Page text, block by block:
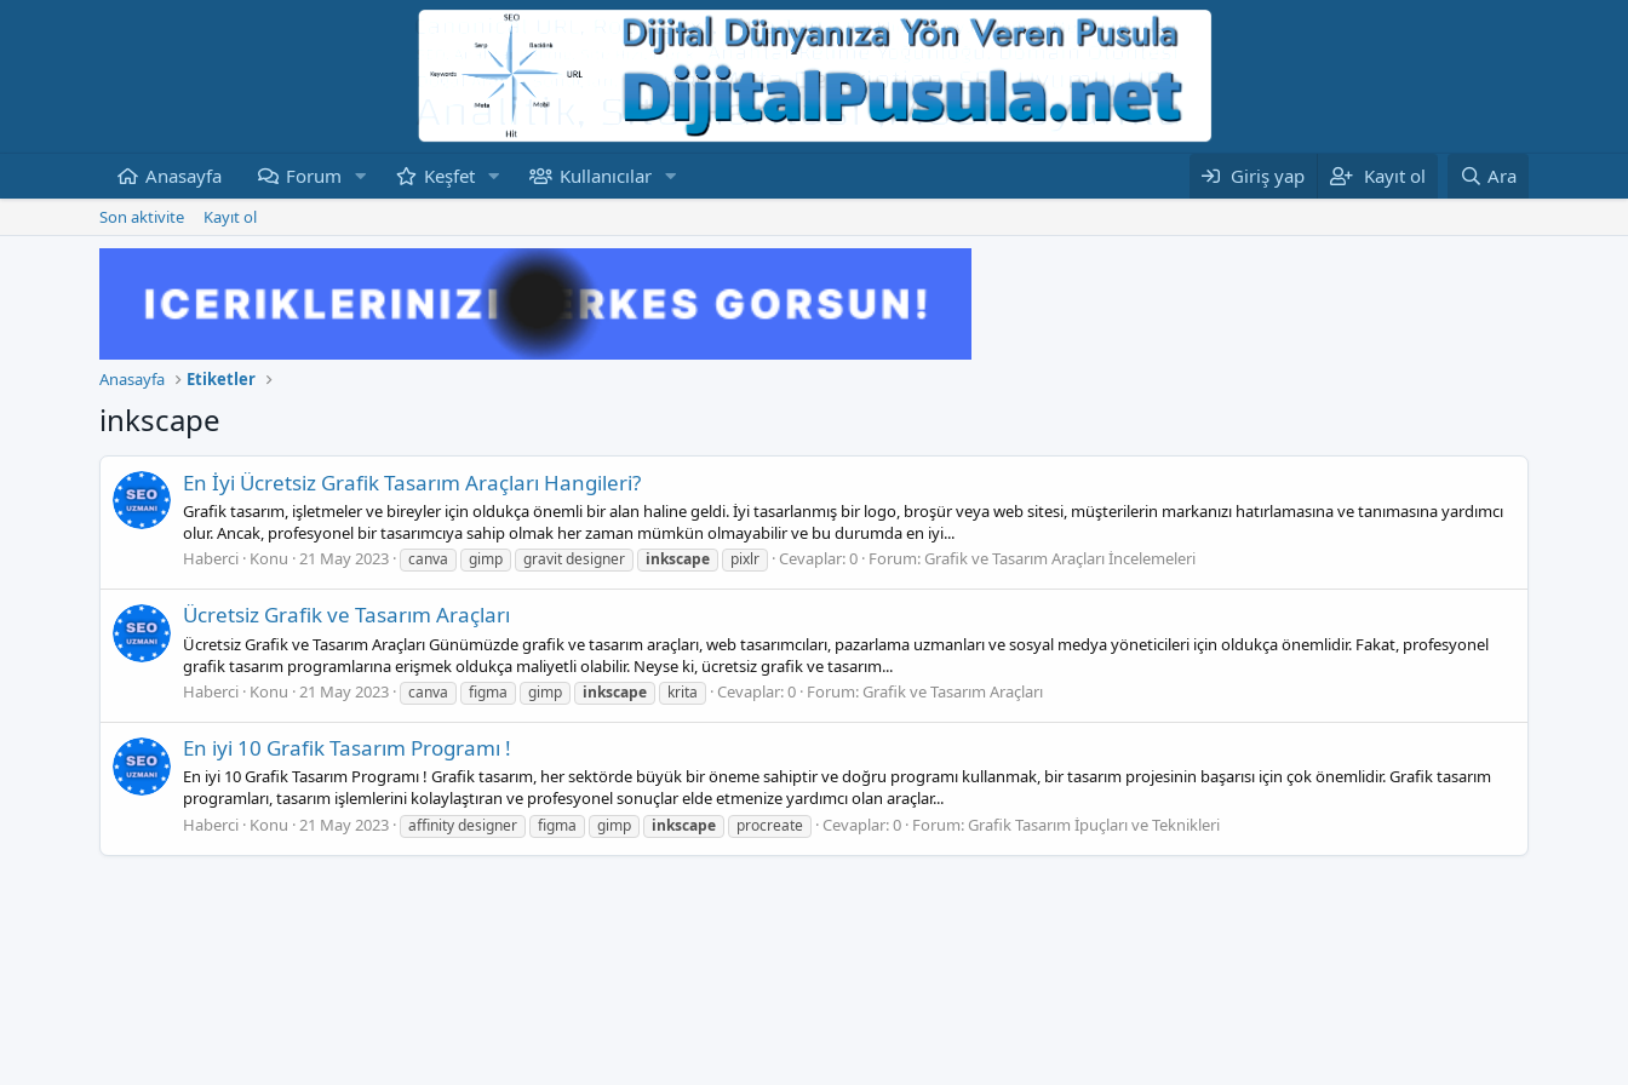
Anasayfa Forum Keşfet Kullanıcılar Giriş yap Kayıt ol Ara
Son aktivite Kayıt ol
Anasayfa Etiketler
inkscape
En İyi Ücretsiz Grafik Tasarım Araçları Hangileri?
Grafik tasarım, işletmeler ve bireyler için oldukça önemli bir alan haline geldi. İyi tasarlanmış bir logo, broşür veya web sitesi, müşterilerin markanızı hatırlamasına ve tanımasına yardımcı
olur. Ancak, profesyonel bir tasarımcıya sahip olmak her zaman mümkün olmayabilir ve bu durumda en iyi...
Haberci Konu 21 May 2023 canva gimp gravit designer inkscape pixlr Cevaplar: 0 Forum: Grafik ve Tasarım Araçları İncelemeleri
Ücretsiz Grafik ve Tasarım Araçları
Ücretsiz Grafik ve Tasarım Araçları Günümüzde grafik ve tasarım araçları, web tasarımcıları, pazarlama uzmanları ve sosyal medya yöneticileri için oldukça önemlidir. Fakat, profesyonel
grafik tasarım programlarına erişmek oldukça maliyetli olabilir. Neyse ki, ücretsiz grafik ve tasarım...
Haberci Konu 21 May 2023 canva figma gimp inkscape krita Cevaplar: 0 Forum: Grafik ve Tasarım Araçları
En iyi 10 Grafik Tasarım Programı !
En iyi 10 Grafik Tasarım Programı ! Grafik tasarım, her sektörde büyük bir öneme sahiptir ve doğru programı kullanmak, bir tasarım projesinin başarısı için çok önemlidir. Grafik tasarım
programları, tasarım işlemlerini kolaylaştıran ve profesyonel sonuçlar elde etmenize yardımcı olan araçlar...
Haberci Konu 21 May 2023 affinity designer figma gimp inkscape procreate Cevaplar: 0 Forum: Grafik Tasarım İpuçları ve Teknikleri